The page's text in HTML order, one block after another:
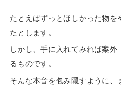
たとえばずっとほしかった物を
たとします。
しかし、手に入れてみれば案外
るものです。
そんな本音を包み隠すように、